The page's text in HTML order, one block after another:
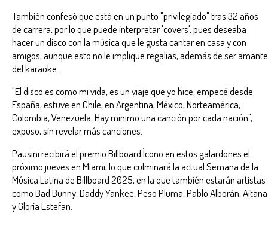
También confesó que está en un punto "privilegiado" tras 32 años
de carrera, por lo que puede interpretar 'covers', pues deseaba
hacer un disco con la música que le gusta cantar en casa y con
amigos, aunque esto no le implique regalías, además de ser amante
del karaoke.
"El disco es como mi vida, es un viaje que yo hice, empecé desde
España, estuve en Chile, en Argentina, México, Norteamérica,
Colombia, Venezuela. Hay mínimo una canción por cada nación",
expuso, sin revelar más canciones.
Pausini recibirá el premio Billboard Ícono en estos galardones el
próximo jueves en Miami, lo que culminará la actual Semana de la
Música Latina de Billboard 2025, en la que también estarán artistas
como Bad Bunny, Daddy Yankee, Peso Pluma, Pablo Alborán, Aitana
y Gloria Estefan.